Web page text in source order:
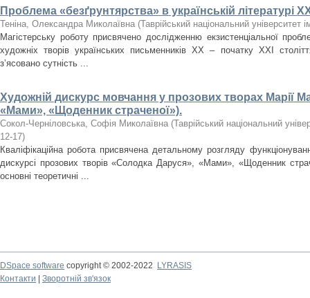
Проблема «безґрунтярства» в українській літературі
Теніна, Олександра Миколаївна (Таврійський національний університет
Магістерську роботу присвячено дослідженню екзистенціальної
художніх творів українських письменників ХХ – початку XXI
з’ясовано сутність ...
Художній дискурс мовчання у прозових творах Марії
«Мами», «Щоденник страченої»).
Сокол-Черніловська, Софія Миколаївна (Таврійський національний
12-17)
Кваліфікаційна робота присвячена детальному розгляду
дискурсі прозових творів «Солодка Даруся», «Мами», «Щоденник
основні теоретичні ...
DSpace software copyright © 2002-2022
LYRASIS
Контакти
Зворотній зв'язок